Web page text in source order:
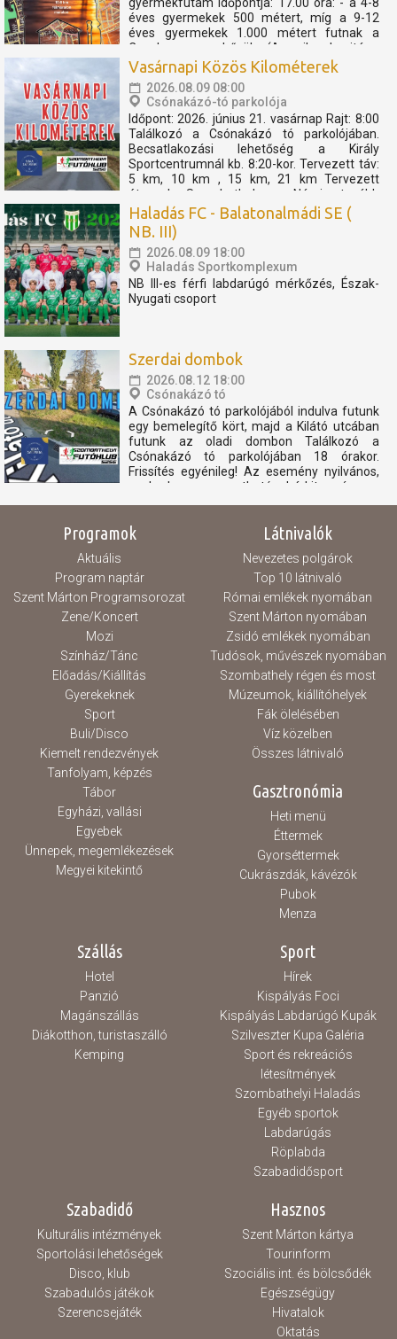
éves gyermekek 500 métert, míg a 9-12
éves gyermekek 1.000 métert futnak a
Cosplay szuperhősök (Amerika kapitány,
Thor, Pókember, Venom) műsorát, és a velük
való közös bemelegítést követően....
Vasárnapi Közös Kilométerek
2026.08.09 08:00
Csónakázó-tó parkolója
Időpont: 2026. június 21. vasárnap Rajt: 8:00
Találkozó a Csónakázó tó parkolójában.
Becsatlakozási lehetőség a Király
Sportcentrumnál kb. 8:20-kor. Tervezett táv:
5 km, 10 km , 15 km, 21 km Tervezett
útvonal: Szombathely - Nárai -tovább
Pornóapáti felé, féltávnál fordulással. A
rövidebb távok féltávnál...
Haladás FC - Balatonalmádi SE (
NB. III)
2026.08.09 18:00
Haladás Sportkomplexum
NB III-es férfi labdarúgó mérkőzés, Észak-
Nyugati csoport
Szerdai dombok
2026.08.12 18:00
Csónakázó tó
A Csónakázó tó parkolójából indulva futunk
egy bemelegítő kört, majd a Kilátó utcában
futunk az oladi dombon Találkozó a
Csónakázó tó parkolójában 18 órakor.
Frissítés egyénileg! Az esemény nyilvános,
szabadon megosztható, bárkit szívesen
Programok
Aktuális
Program naptár
Szent Márton Programsorozat
Zene/Koncert
Mozi
Színház/Tánc
Előadás/Kiállítás
Gyerekeknek
Sport
Buli/Disco
Kiemelt rendezvények
Tanfolyam, képzés
Tábor
Egyházi, vallási
Egyebek
Ünnepek, megemlékezések
Megyei kitekintő
Látnivalók
Nevezetes polgárok
Top 10 látnivaló
Római emlékek nyomában
Szent Márton nyomában
Zsidó emlékek nyomában
Tudósok, művészek nyomában
Szombathely régen és most
Múzeumok, kiállítóhelyek
Fák ölelésében
Víz közelben
Összes látnivaló
Gasztronómia
Heti menü
Éttermek
Gyorséttermek
Cukrászdák, kávézók
Pubok
Menza
Szállás
Hotel
Panzió
Magánszállás
Diákotthon, turistaszálló
Kemping
Sport
Hírek
Kispályás Foci
Kispályás Labdarúgó Kupák
Szilveszter Kupa Galéria
Sport és rekreációs
létesítmények
Szombathelyi Haladás
Egyéb sportok
Labdarúgás
Röplabda
Szabadidősport
Szabadidő
Kulturális intézmények
Sportolási lehetőségek
Disco, klub
Szabadulós játékok
Szerencsejáték
Hasznos
Szent Márton kártya
Tourinform
Szociális int. és bölcsődék
Egészségügy
Hivatalok
Oktatás